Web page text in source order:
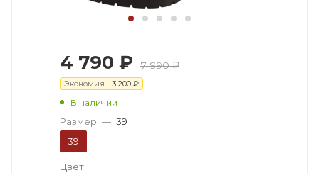
4 790 ₽ 7 990₽
Экономия 3 200 ₽
В наличии
Размер — 39
39
Цвет: